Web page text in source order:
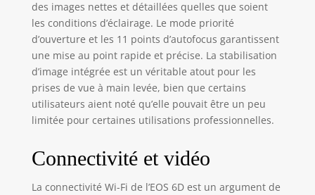
des images nettes et détaillées quelles que soient
les conditions d’éclairage. Le mode priorité
d’ouverture et les 11 points d’autofocus garantissent
une mise au point rapide et précise. La stabilisation
d’image intégrée est un véritable atout pour les
prises de vue à main levée, bien que certains
utilisateurs aient noté qu’elle pouvait être un peu
limitée pour certaines utilisations professionnelles.
Connectivité et vidéo
La connectivité Wi-Fi de l’EOS 6D est un argument de